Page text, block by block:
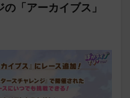
「アーカイブス」